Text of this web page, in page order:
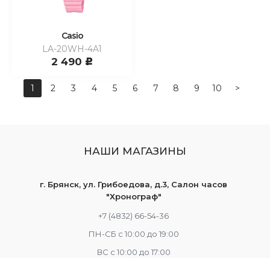
Casio
LA-20WH-4A1
2 490 c
1 2 3 4 5 6 7 8 9 10 >
НАШИ МАГАЗИНЫ
г. Брянск, ул. Грибоедова, д.3, Салон часов
"Хронограф"
+7 (4832) 66-54-36
ПН-СБ с 10:00 до 19:00
ВС с 10:00 до 17:00